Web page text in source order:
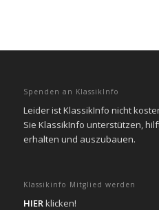
Spenden an KlassikInfo
Leider ist KlassikInfo nicht
Sie KlassikInfo unterstützen,
erhalten und auszubauen.
Klassikinfo Mitglied werden
HIERklicken!